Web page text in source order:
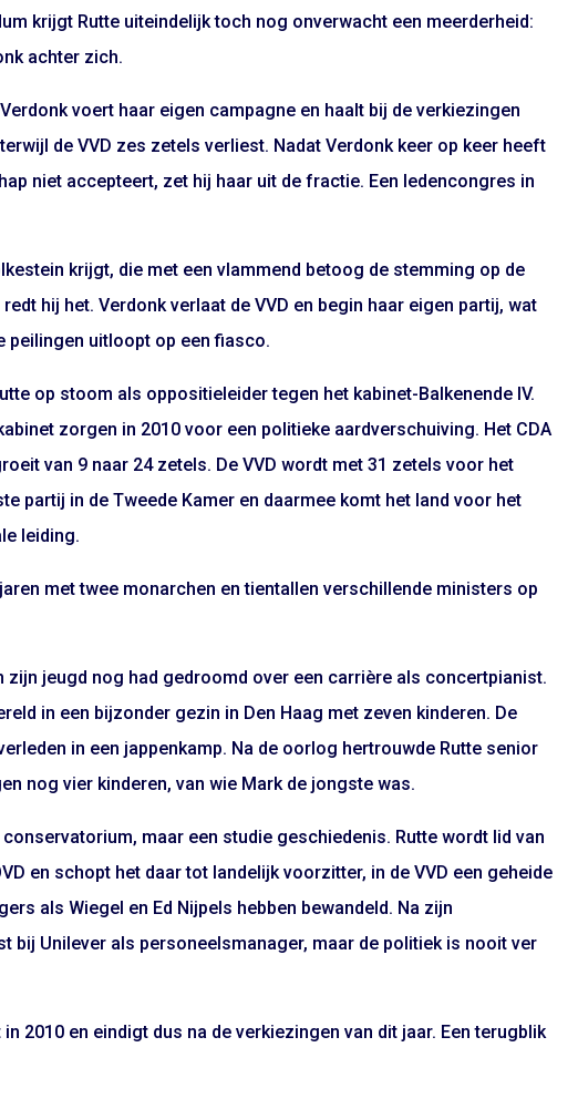
krijgt Rutte uiteindelijk toch nog onverwacht een meerderheid:
achter zich.
voert haar eigen campagne en haalt bij de verkiezingen
de VVD zes zetels verliest. Nadat Verdonk keer op keer heeft
niet accepteert, zet hij haar uit de fractie. Een ledencongres in
krijgt, die met een vlammend betoog de stemming op de
hij het. Verdonk verlaat de VVD en begin haar eigen partij, wat
peilingen uitloopt op een fiasco.
op stoom als oppositieleider tegen het kabinet-Balkenende IV.
zorgen in 2010 voor een politieke aardverschuiving. Het CDA
van 9 naar 24 zetels. De VVD wordt met 31 zetels voor het
partij in de Tweede Kamer en daarmee komt het land voor het
leiding.
met twee monarchen en tientallen verschillende ministers op
zijn jeugd nog had gedroomd over een carrière als concertpianist.
in een bijzonder gezin in Den Haag met zeven kinderen. De
in een jappenkamp. Na de oorlog hertrouwde Rutte senior
nog vier kinderen, van wie Mark de jongste was.
maar een studie geschiedenis. Rutte wordt lid van
en schopt het daar tot landelijk voorzitter, in de VVD een geheide
als Wiegel en Ed Nijpels hebben bewandeld. Na zijn
bij Unilever als personeelsmanager, maar de politiek is nooit ver
2010 en eindigt dus na de verkiezingen van dit jaar. Een terugblik